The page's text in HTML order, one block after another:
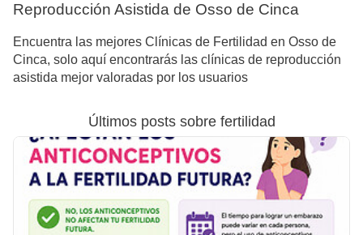
Reproducción Asistida de Osso de Cinca
Encuentra las mejores Clínicas de Fertilidad en Osso de
Cinca, solo aquí encontrarás las clínicas de reproducción
asistida mejor valoradas por los usuarios
Últimos posts sobre fertilidad